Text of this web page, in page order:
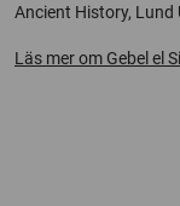
Ancient History, Lund
Läs mer om Gebel el